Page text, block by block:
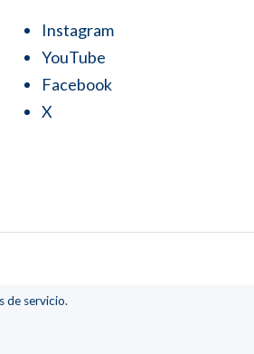
Instagram
YouTube
Facebook
X
de servicio.